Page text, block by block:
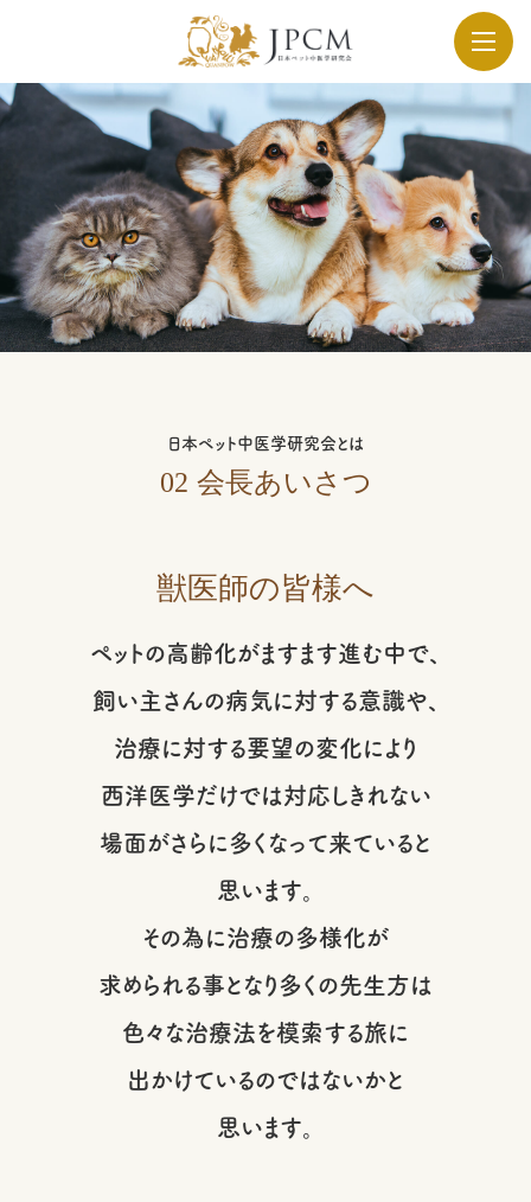
日本ペット中医学研究会とは
02 会長あいさつ
獣医師の皆様へ
ペットの高齢化がますます進む中で、
飼い主さんの病気に対する意識や、
治療に対する要望の変化により
西洋医学だけでは対応しきれない
場面がさらに多くなって来ていると
思います。
その為に治療の多様化が
求められる事となり多くの先生方は
色々な治療法を模索する旅に
出かけているのではないかと
思います。